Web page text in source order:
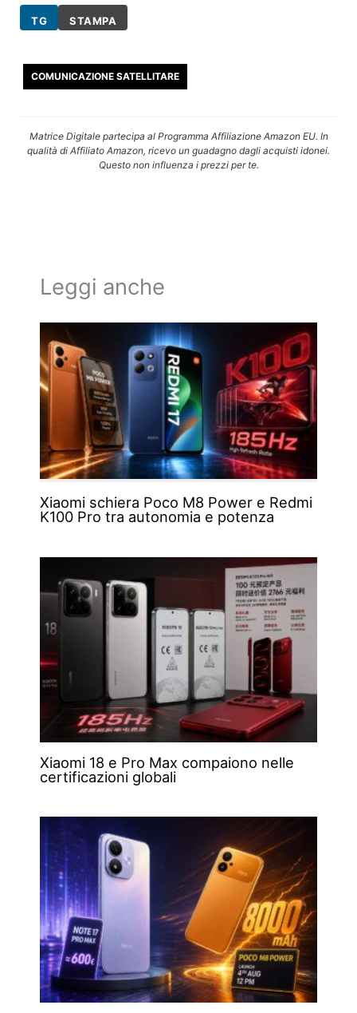
TG STAMPA
COMUNICAZIONE SATELLITARE
Matrice Digitale partecipa al Programma Affiliazione Amazon EU. In
qualità di Affiliato Amazon, ricevo un guadagno dagli acquisti idonei.
Questo non influenza i prezzi per te.
Leggi anche
Xiaomi schiera Poco M8 Power e Redmi
K100 Pro tra autonomia e potenza
Xiaomi 18 e Pro Max compaiono nelle
certificazioni globali